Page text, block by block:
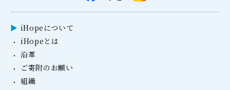
iHopeについて
iHopeとは
沿革
ご寄附のお願い
組織